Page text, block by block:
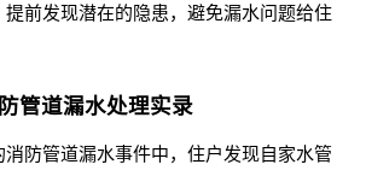
前发现潜在的隐患，避免漏水问题给住
管道漏水处理实录
防管道漏水事件中，住户发现自家水管